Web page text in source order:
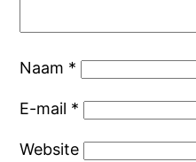
Naam *
E-mail *
Website